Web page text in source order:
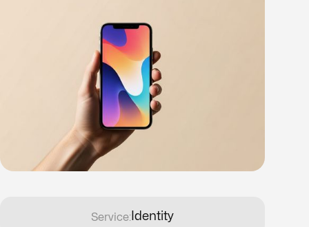
Service: Identity